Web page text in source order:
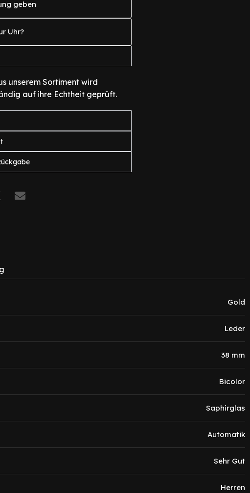
geben
Uhr?
unserem Sortiment wird
auf ihre Echtheit geprüft.
Gold
Leder
38 mm
Bicolor
Saphirglas
Automatik
Sehr Gut
Herren